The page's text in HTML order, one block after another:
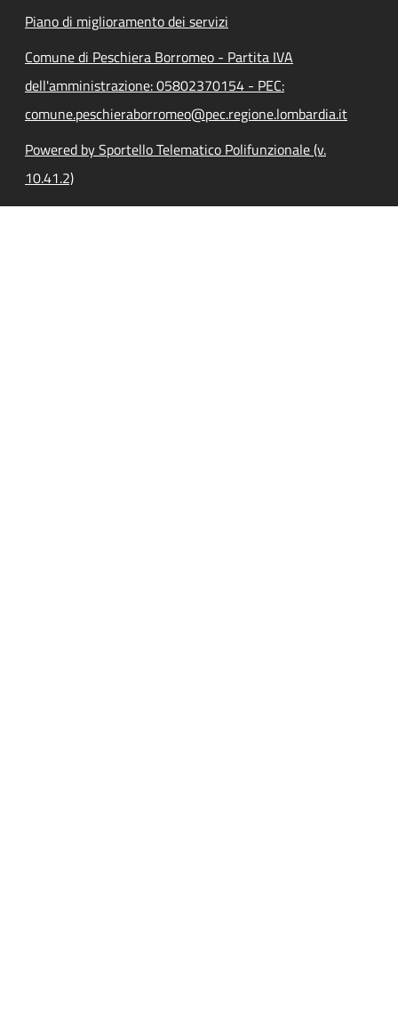
Piano di miglioramento dei servizi
Comune di Peschiera Borromeo - Partita IVA
dell'amministrazione: 05802370154 - PEC:
comune.peschieraborromeo@pec.regione.lombardia.it
Powered by Sportello Telematico Polifunzionale (v.
10.41.2)